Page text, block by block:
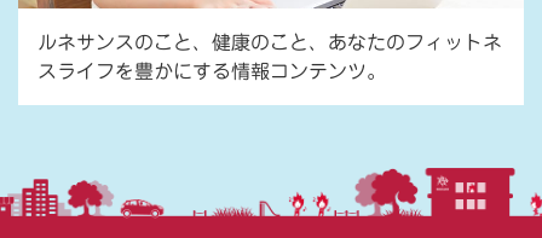
ルネサンスのこと、健康のこと、あなたのフィットネ
スライフを豊かにする情報コンテンツ。